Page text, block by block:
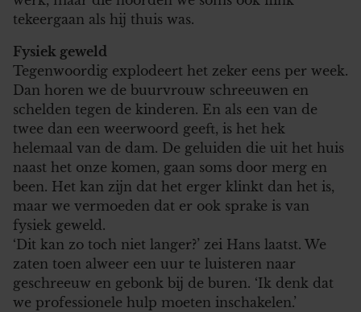
tekeergaan als hij thuis was.
Fysiek geweld
Tegenwoordig explodeert het zeker eens per week.
Dan horen we de buurvrouw schreeuwen en
schelden tegen de kinderen. En als een van de
twee dan een weerwoord geeft, is het hek
helemaal van de dam. De geluiden die uit het huis
naast het onze komen, gaan soms door merg en
been. Het kan zijn dat het erger klinkt dan het is,
maar we vermoeden dat er ook sprake is van
fysiek geweld.
‘Dit kan zo toch niet langer?’ zei Hans laatst. We
zaten toen alweer een uur te luisteren naar
geschreeuw en gebonk bij de buren. ‘Ik denk dat
we professionele hulp moeten inschakelen.’